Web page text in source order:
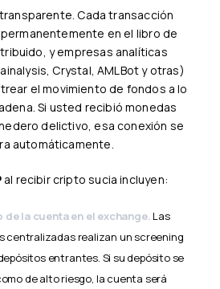
en el libro de
y empresas analíticas
Crystal, AMLBot y otras)
el movimiento de fondos a lo
Si usted recibió monedas
delictivo, esa conexión se
automáticamente.
al recibir cripto sucia incluyen:
de la cuenta en el exchange. Las
centralizadas realizan un screening
entrantes. Si su depósito se
de alto riesgo, la cuenta será